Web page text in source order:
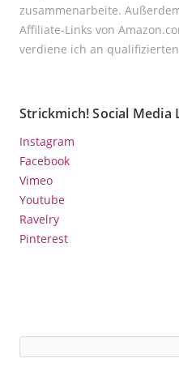
zusammenarbeite.
Affiliate-Links von
verdiene ich an
Strickmich! Social Media
Instagram
Facebook
Vimeo
Youtube
Ravelry
Pinterest